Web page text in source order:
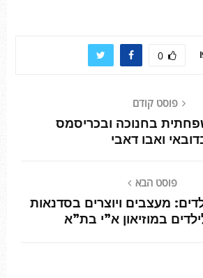
0
פוסט קודם
בחנוכה ובכריסמס
ואבו דאבי
פוסט הבא
מעצבים ויוצרים בסדנאות
במוזיאון א”י בת”א